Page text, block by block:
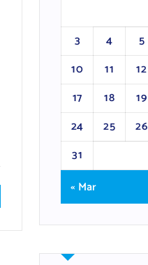
3
4 5
10
11 12
17
18 19
24
25 26
31
« Mar